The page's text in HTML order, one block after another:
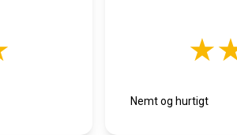
Nemt og hurtigt